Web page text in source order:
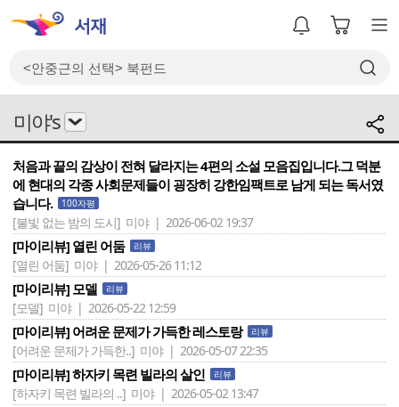
미야's
처음과 끝의 감상이 전혀 달라지는 4편의 소설 모음집입니다.그 덕분
에 현대의 각종 사회문제들이 굉장히 강한임팩트로 남게 되는 독서였
습니다.
100자평
[불빛 없는 밤의 도시] 미야 | 2026-06-02 19:37
[마이리뷰] 열린 어둠 리뷰
[열린 어둠] 미야 | 2026-05-26 11:12
[마이리뷰] 모델 리뷰
[모델] 미야 | 2026-05-22 12:59
[마이리뷰] 어려운 문제가 가득한 레스토랑 리뷰
[어려운 문제가 가득한..] 미야 | 2026-05-07 22:35
[마이리뷰] 하자키 목련 빌라의 살인 리뷰
[하자키 목련 빌라의 ..] 미야 | 2026-05-02 13:47